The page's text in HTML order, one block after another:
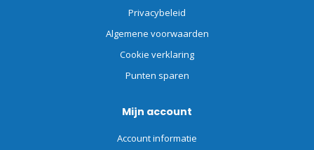
Privacybeleid
Algemene voorwaarden
Cookie verklaring
Punten sparen
Mijn account
Account informatie